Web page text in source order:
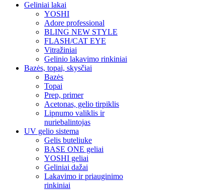
Geliniai lakai
YOSHI
Adore professional
BLING NEW STYLE
FLASH/CAT EYE
Vitražiniai
Gelinio lakavimo rinkiniai
Bazės, topai, skysčiai
Bazės
Topai
Prep, primer
Acetonas, gelio tirpiklis
Lipnumo valiklis ir
nuriebalintojas
UV gelio sistema
Gelis buteliuke
BASE ONE geliai
YOSHI geliai
Geliniai dažai
Lakavimo ir priauginimo
rinkiniai